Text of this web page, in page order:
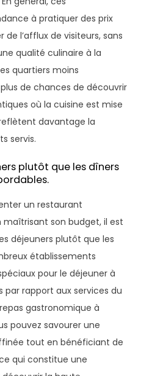
à pratiquer des prix
l’afflux de visiteurs, sans
qualité culinaire à la
quartiers moins
de chances de découvrir
où la cuisine est mise
davantage la
servis.
plutôt que les dîners
un restaurant
son budget, il est
déjeuners plutôt que les
établissements
pour le déjeuner à
par rapport aux services du
gastronomique à
pouvez savourer une
tout en bénéficiant de
qui constitue une